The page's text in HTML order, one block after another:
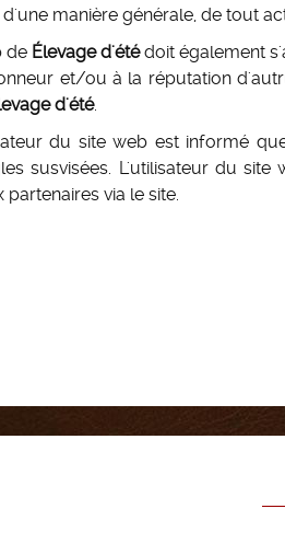
manière générale, de tout
de Élevage d'étédoit également
et/ou à la réputation
d'été.
du site web est informé
susvisées. L'utilisateur du
via le site.